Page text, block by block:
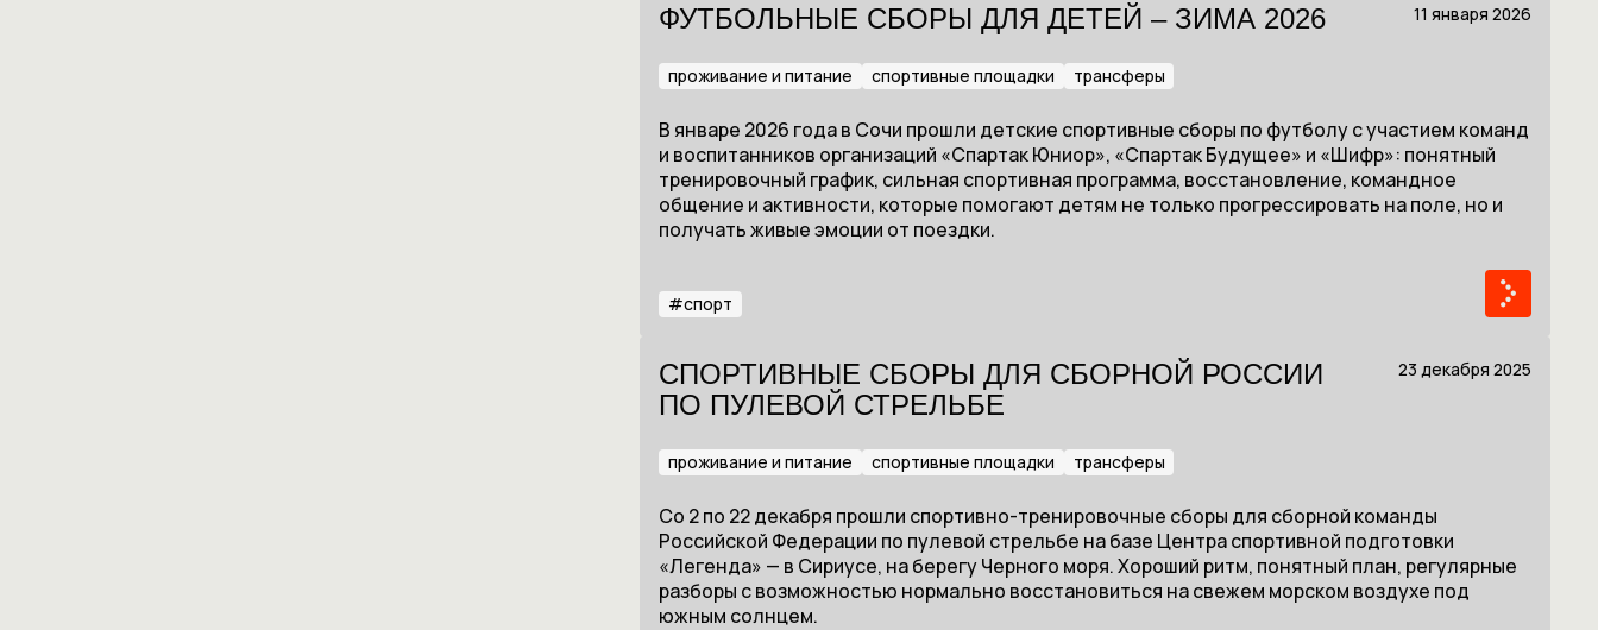
ФУТБОЛЬНЫЕ СБОРЫ ДЛЯ ДЕТЕЙ – ЗИМА 2026 11 января 2026
проживание и питание спортивные площадки трансферы
В январе 2026 года в Сочи прошли детские спортивные сборы по футболу с участием команд
и воспитанников организаций «Спартак Юниор», «Спартак Будущее» и «Шифр»: понятный
тренировочный график, сильная спортивная программа, восстановление, командное
общение и активности, которые помогают детям не только прогрессировать на поле, но и
получать живые эмоции от поездки.
#спорт
СПОРТИВНЫЕ СБОРЫ ДЛЯ СБОРНОЙ РОССИИ
ПО ПУЛЕВОЙ СТРЕЛЬБЕ
23 декабря 2025
проживание и питание спортивные площадки трансферы
Со 2 по 22 декабря прошли спортивно-тренировочные сборы для сборной команды
Российской Федерации по пулевой стрельбе на базе Центра спортивной подготовки
«Легенда» — в Сириусе, на берегу Черного моря. Хороший ритм, понятный план, регулярные
разборы с возможностью нормально восстановиться на свежем морском воздухе под
южным солнцем.